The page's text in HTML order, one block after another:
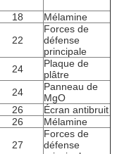
18 Mélamine
22
Forces de
défense
principale
24
Plaque de
plâtre
24
Panneau de
MgO
26 Écran antibruit
26 Mélamine
27
Forces de
défense